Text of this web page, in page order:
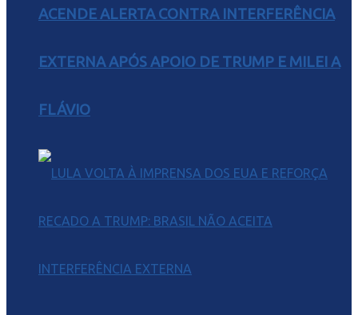
ACENDE ALERTA CONTRA INTERFERÊNCIA
EXTERNA APÓS APOIO DE TRUMP E MILEI A
FLÁVIO